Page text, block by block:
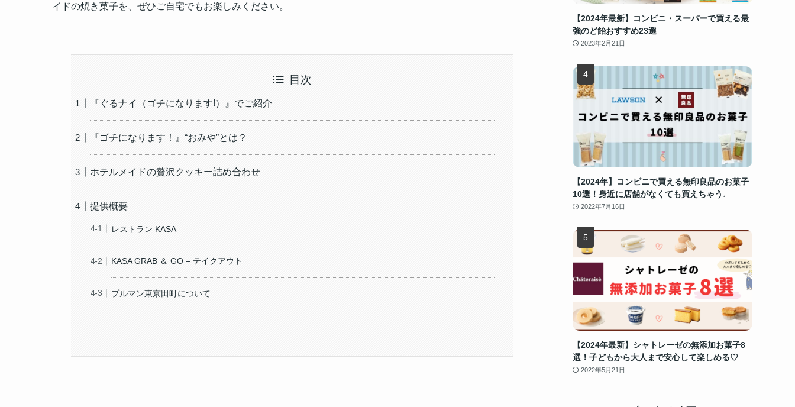
イドの焼き菓子を、ぜひご自宅でもお楽しみください。
目次
『ぐるナイ（ゴチになります!）』でご紹介
『ゴチになります！』“おみや”とは？
ホテルメイドの贅沢クッキー詰め合わせ
提供概要
レストラン KASA
KASA GRAB ＆ GO – テイクアウト
プルマン東京田町について
【2024年最新】コンビニ・スーパーで買える最
強のど飴おすすめ23選
2023年2月21日
【2024年】コンビニで買える無印良品のお菓子
10選！身近に店舗がなくても買えちゃう♩
2022年7月16日
【2024年最新】シャトレーゼの無添加お菓子8
選！子どもから大人まで安心して楽しめる♡
2022年5月21日